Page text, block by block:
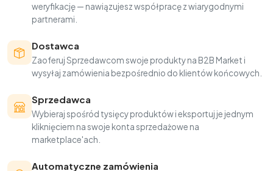
weryfikację — nawiązujesz współpracę z wiarygodnymi
partnerami.
Dostawca
Zaoferuj Sprzedawcom swoje produkty na B2B Market i
wysyłaj zamówienia bezpośrednio do klientów końcowych.
Sprzedawca
Wybieraj spośród tysięcy produktów i eksportuj je jednym
kliknięciem na swoje konta sprzedażowe na
marketplace'ach.
Automatyczne zamówienia